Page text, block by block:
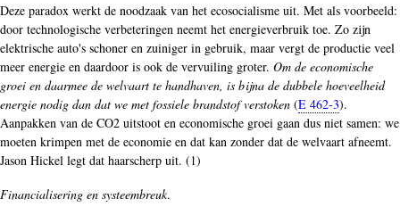
Deze paradox werkt de noodzaak van het ecosocialisme uit. Met als voorbeeld:
door technologische verbeteringen neemt het energieverbruik toe. Zo zijn
elektrische auto's schoner en zuiniger in gebruik, maar vergt de productie veel
meer energie en daardoor is ook de vervuiling groter. Om de economische
groei en daarmee de welvaart te handhaven, is bijna de dubbele hoeveelheid
energie nodig dan dat we met fossiele brandstof verstoken (E 462-3).
Aanpakken van de CO2 uitstoot en economische groei gaan dus niet samen: we
moeten krimpen met de economie en dat kan zonder dat de welvaart afneemt.
Jason Hickel legt dat haarscherp uit. (1)
Financialisering en systeembreuk.